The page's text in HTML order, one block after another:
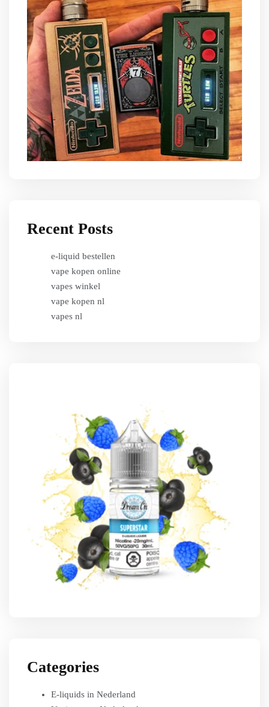
Recent Posts
e-liquid bestellen
vape kopen online
vapes winkel
vape kopen nl
vapes nl
Categories
E-liquids in Nederland